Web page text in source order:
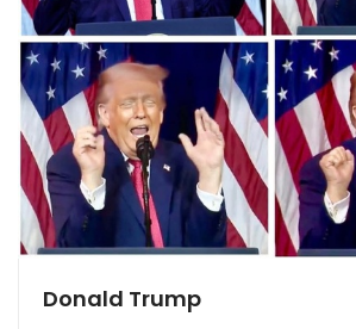
Donald Trump